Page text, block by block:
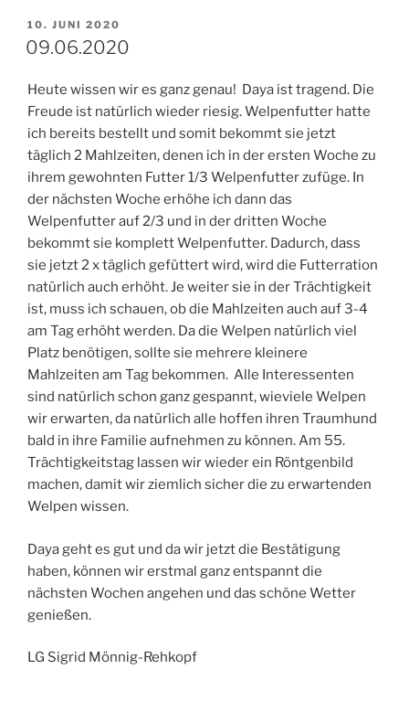
VERÖFFENTLICHT
AM
10. JUNI 2020
09.06.2020
Heute wissen wir es ganz genau! Daya ist tragend. Die
Freude ist natürlich wieder riesig. Welpenfutter hatte
ich bereits bestellt und somit bekommt sie jetzt
täglich 2 Mahlzeiten, denen ich in der ersten Woche zu
ihrem gewohnten Futter 1/3 Welpenfutter zufüge. In
der nächsten Woche erhöhe ich dann das
Welpenfutter auf 2/3 und in der dritten Woche
bekommt sie komplett Welpenfutter. Dadurch, dass
sie jetzt 2 x täglich gefüttert wird, wird die Futterration
natürlich auch erhöht. Je weiter sie in der Trächtigkeit
ist, muss ich schauen, ob die Mahlzeiten auch auf 3-4
am Tag erhöht werden. Da die Welpen natürlich viel
Platz benötigen, sollte sie mehrere kleinere
Mahlzeiten am Tag bekommen. Alle Interessenten
sind natürlich schon ganz gespannt, wieviele Welpen
wir erwarten, da natürlich alle hoffen ihren Traumhund
bald in ihre Familie aufnehmen zu können. Am 55.
Trächtigkeitstag lassen wir wieder ein Röntgenbild
machen, damit wir ziemlich sicher die zu erwartenden
Welpen wissen.
Daya geht es gut und da wir jetzt die Bestätigung
haben, können wir erstmal ganz entspannt die
nächsten Wochen angehen und das schöne Wetter
genießen.
LG Sigrid Mönnig-Rehkopf